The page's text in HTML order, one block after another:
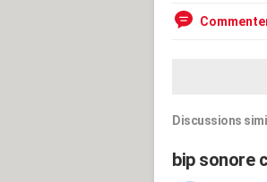
Discussions
bip sonore